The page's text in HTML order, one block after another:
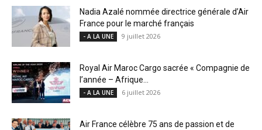
Nadia Azalé nommée directrice générale d’Air
France pour le marché français
- A LA UNE 9 juillet 2026
Royal Air Maroc Cargo sacrée « Compagnie de
l’année – Afrique...
- A LA UNE 6 juillet 2026
Air France célèbre 75 ans de passion et de